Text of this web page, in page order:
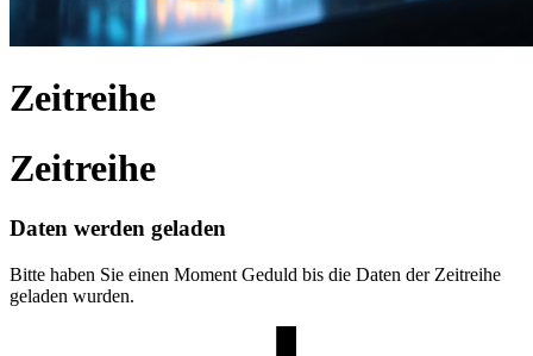
Zeitreihe
Zeitreihe
Daten werden geladen
Bitte haben Sie einen Moment Geduld bis die Daten der Zeitreihe
geladen wurden.